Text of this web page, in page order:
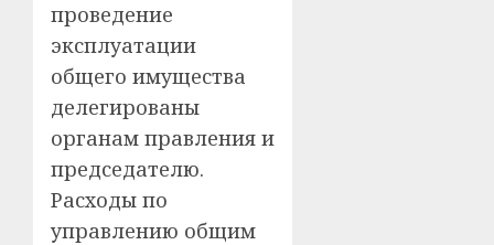
проведение
эксплуатации
общего имущества
делегированы
органам правления и
председателю.
Расходы по
управлению общим